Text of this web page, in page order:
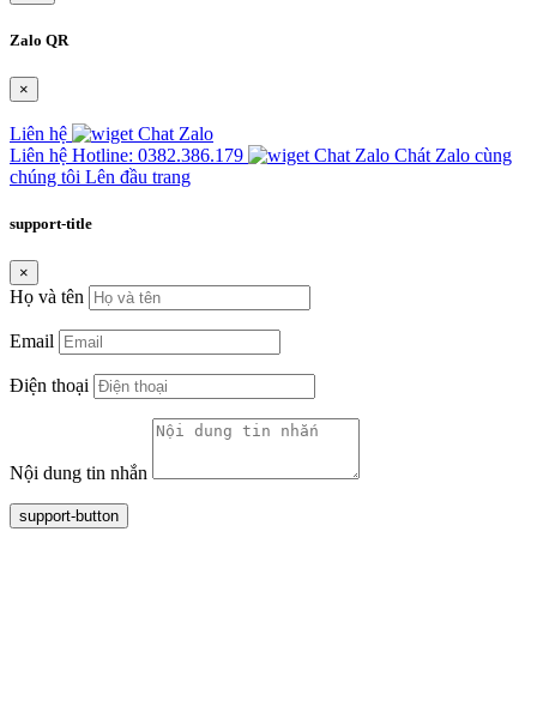
Zalo QR
×
Liên hệ
Liên hệ Hotline: 0382.386.179
Chát Zalo cùng
chúng tôi Lên đầu trang
support-title
×
Họ và tên
Email
Điện thoại
Nội dung tin nhắn
support-button